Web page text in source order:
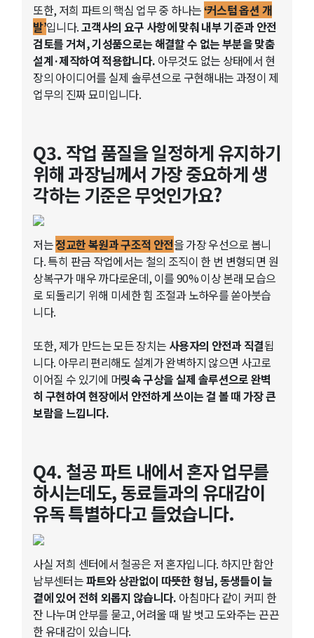
또한, 저희 파트의 핵심 업무 중 하나는‘커스텀 옵션 개
발’입니다.고객사의 요구 사항에 맞춰 내부 기준과 안전
검토를 거쳐, 기성품으로는 해결할 수 없는 부분을 맞춤
설계·제작하여 적용합니다. 아무것도 없는 상태에서 현
장의 아이디어를 실제 솔루션으로 구현해내는 과정이 제
업무의 진짜 묘미입니다.
Q3. 작업 품질을 일정하게 유지하기
위해 과장님께서 가장 중요하게 생
각하는 기준은 무엇인가요?
저는정교한 복원과 구조적 안전을 가장 우선으로 봅니
다. 특히 판금 작업에서는 철의 조직이 한 번 변형되면 원
상복구가 매우 까다로운데, 이를 90% 이상 본래 모습으
로 되돌리기 위해 미세한 힘 조절과 노하우를 쏟아붓습
니다.
또한, 제가 만드는 모든 장치는 사용자의 안전과 직결됩
니다. 아무리 편리해도 설계가 완벽하지 않으면 사고로
이어질 수 있기에 머릿속 구상을 실제 솔루션으로 완벽
히 구현하여 현장에서 안전하게 쓰이는 걸 볼 때 가장 큰
보람을 느낍니다.
Q4. 철공 파트 내에서 혼자 업무를
하시는데도, 동료들과의 유대감이
유독 특별하다고 들었습니다.
사실 저희 센터에서 철공은 저 혼자입니다. 하지만 함안
남부센터는파트와 상관없이 따뜻한 형님, 동생들이 늘
곁에 있어 전혀 외롭지 않습니다. 아침마다 같이 커피 한
잔 나누며 안부를 묻고, 어려울 때 발 벗고 도와주는 끈끈
한 유대감이 있습니다.